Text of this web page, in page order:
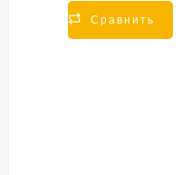
Сравнить